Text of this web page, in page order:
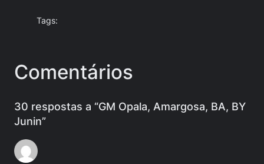
Tags:
Comentários
30 respostas a “GM Opala, Amargosa, BA, BY
Junin”